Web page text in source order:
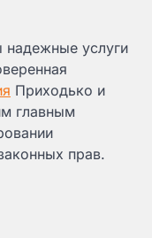
услуги
Приходько и
главным
прав.